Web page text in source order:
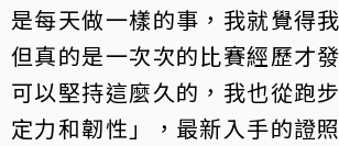
是每天做一樣的事，我就覺得
但真的是一次次的比賽經歷才
可以堅持這麼久的，我也從跑
定力和韌性」，最新入手的證